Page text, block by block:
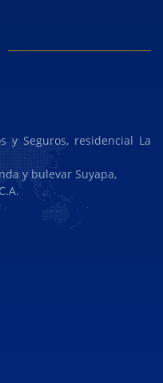
y Seguros, residencial La
y bulevar Suyapa,